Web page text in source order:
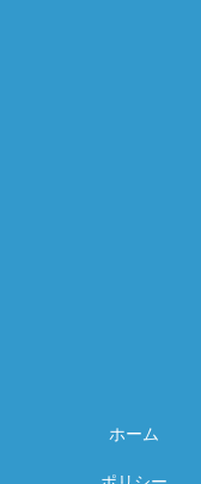
ホーム